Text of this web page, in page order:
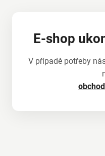
E-shop
V případě potřeby